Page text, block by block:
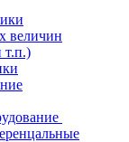
величин
т.п.)